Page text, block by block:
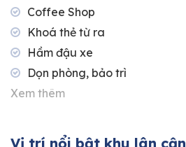
Coffee Shop
Khoá thẻ từ ra
Hầm đậu xe
Dọn phòng, bảo trì
Xem thêm
Vị trí nổi bật khu lân cận